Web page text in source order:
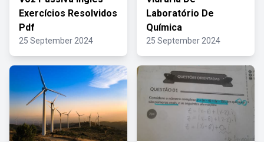
Exercícios Resolvidos
Pdf
25 September 2024
Laboratório De
Química
25 September 2024